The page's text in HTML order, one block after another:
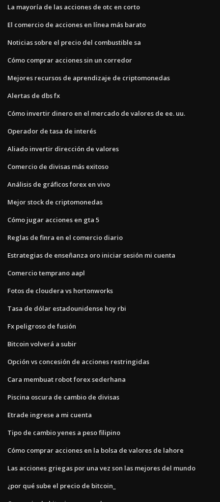
La mayoría de las acciones de otc en corto
El comercio de acciones en línea más barato
Noticias sobre el precio del combustible sa
Cómo comprar acciones sin un corredor
Mejores recursos de aprendizaje de criptomonedas
Alertas de dbs fx
Cómo invertir dinero en el mercado de valores de ee. uu.
Operador de tasa de interés
Aliado invertir dirección de valores
Comercio de divisas más exitoso
Análisis de gráficos forex en vivo
Mejor stock de criptomonedas
Cómo jugar acciones en gta 5
Reglas de finra en el comercio diario
Estrategias de enseñanza oro iniciar sesión mi cuenta
Comercio temprano aapl
Fotos de cloudera vs hortonworks
Tasa de dólar estadounidense hoy rbi
Fx peligroso de fusión
Bitcoin volverá a subir
Opción vs concesión de acciones restringidas
Cara membuat robot forex sederhana
Piscina oscura de cambio de divisas
Etrade ingrese a mi cuenta
Tipo de cambio yenes a peso filipino
Cómo comprar acciones en la bolsa de valores de lahore
Las acciones griegas por una vez son las mejores del mundo
¿por qué sube el precio de bitcoin_